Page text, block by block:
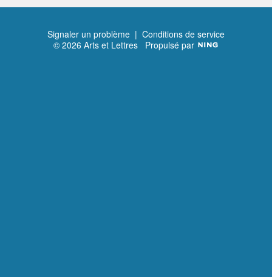
Signaler un problème | Conditions de service
© 2026 Arts et Lettres Propulsé par